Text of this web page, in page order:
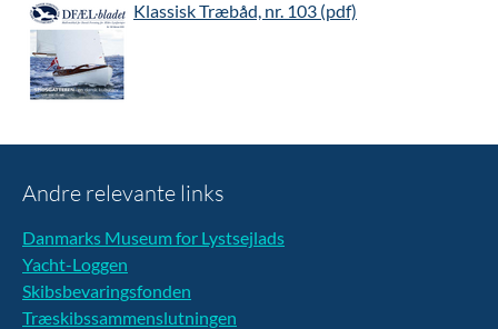
Klassisk Træbåd, nr. 103 (pdf)
Andre relevante links
Danmarks Museum for Lystsejlads
Yacht-Loggen
Skibsbevaringsfonden
Træskibssammenslutningen